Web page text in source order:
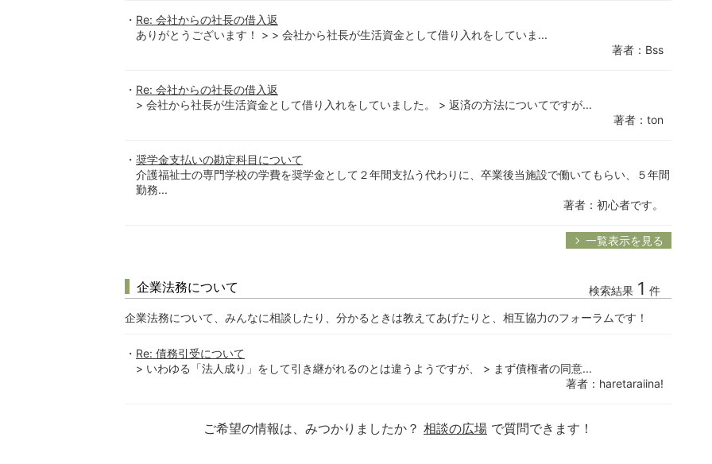
Re: 会社からの社長の借入返
ありがとうございます！ > > 会社から社長が生活資金として借り入れをしていま...
著者：Bss
Re: 会社からの社長の借入返
> 会社から社長が生活資金として借り入れをしていました。 > 返済の方法についてですが...
著者：ton
奨学金支払いの勘定科目について
介護福祉士の専門学校の学費を奨学金として２年間支払う代わりに、卒業後当施設で働いてもらい、５年間
勤務...
著者：初心者です。
一覧表示を見る
企業法務について 検索結果 1 件
企業法務について、みんなに相談したり、分かるときは教えてあげたりと、相互協力のフォーラムです！
Re: 債務引受について
> いわゆる「法人成り」をして引き継がれるのとは違うようですが、 > まず債権者の同意...
著者：haretaraiina!
ご希望の情報は、みつかりましたか？ 相談の広場 で質問できます！